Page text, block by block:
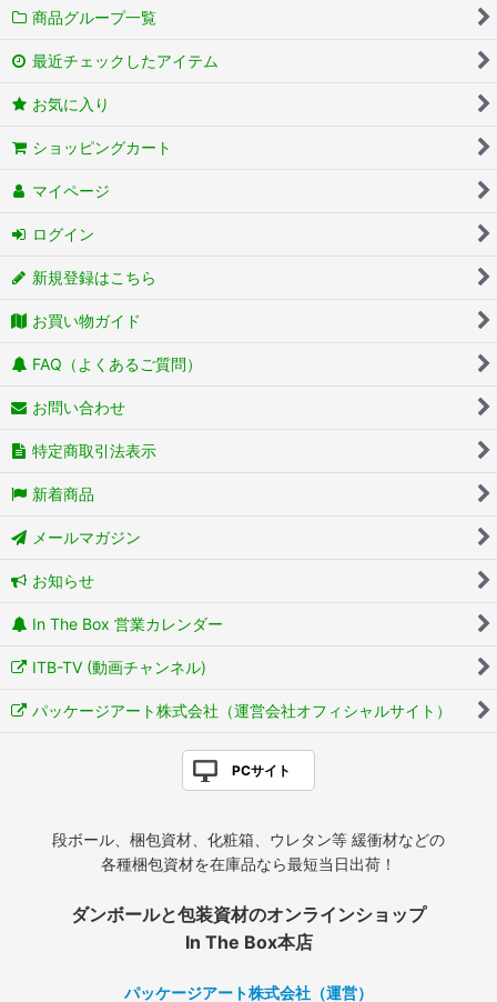
商品グループ一覧
最近チェックしたアイテム
お気に入り
ショッピングカート
マイページ
ログイン
新規登録はこちら
お買い物ガイド
FAQ（よくあるご質問）
お問い合わせ
特定商取引法表示
新着商品
メールマガジン
お知らせ
In The Box 営業カレンダー
ITB-TV (動画チャンネル)
パッケージアート株式会社（運営会社オフィシャルサイト）
PCサイト
段ボール、梱包資材、化粧箱、ウレタン等 緩衝材などの
各種梱包資材を在庫品なら最短当日出荷！
ダンボールと包装資材のオンラインショップ
In The Box本店
パッケージアート株式会社（運営）